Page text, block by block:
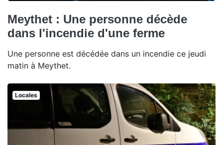
Meythet : Une personne décède
dans l'incendie d'une ferme
Une personne est décédée dans un incendie ce jeudi
matin à Meythet.
Locales